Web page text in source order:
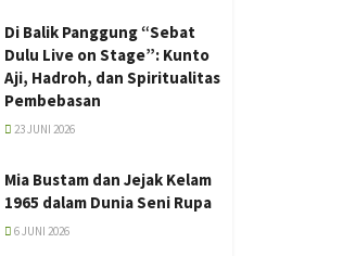
Di Balik Panggung “Sebat
Dulu Live on Stage”: Kunto
Aji, Hadroh, dan Spiritualitas
Pembebasan
23 JUNI 2026
Mia Bustam dan Jejak Kelam
1965 dalam Dunia Seni Rupa
6 JUNI 2026